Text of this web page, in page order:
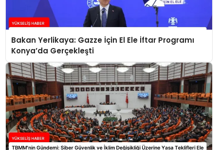
Bakan Yerlikaya: Gazze İçin El Ele İftar Programı
Konya’da Gerçekleşti